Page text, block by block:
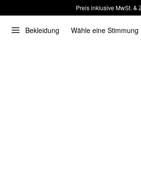
Preis inklusive MwSt. &
Bekleidung Wähle eine Stimmung